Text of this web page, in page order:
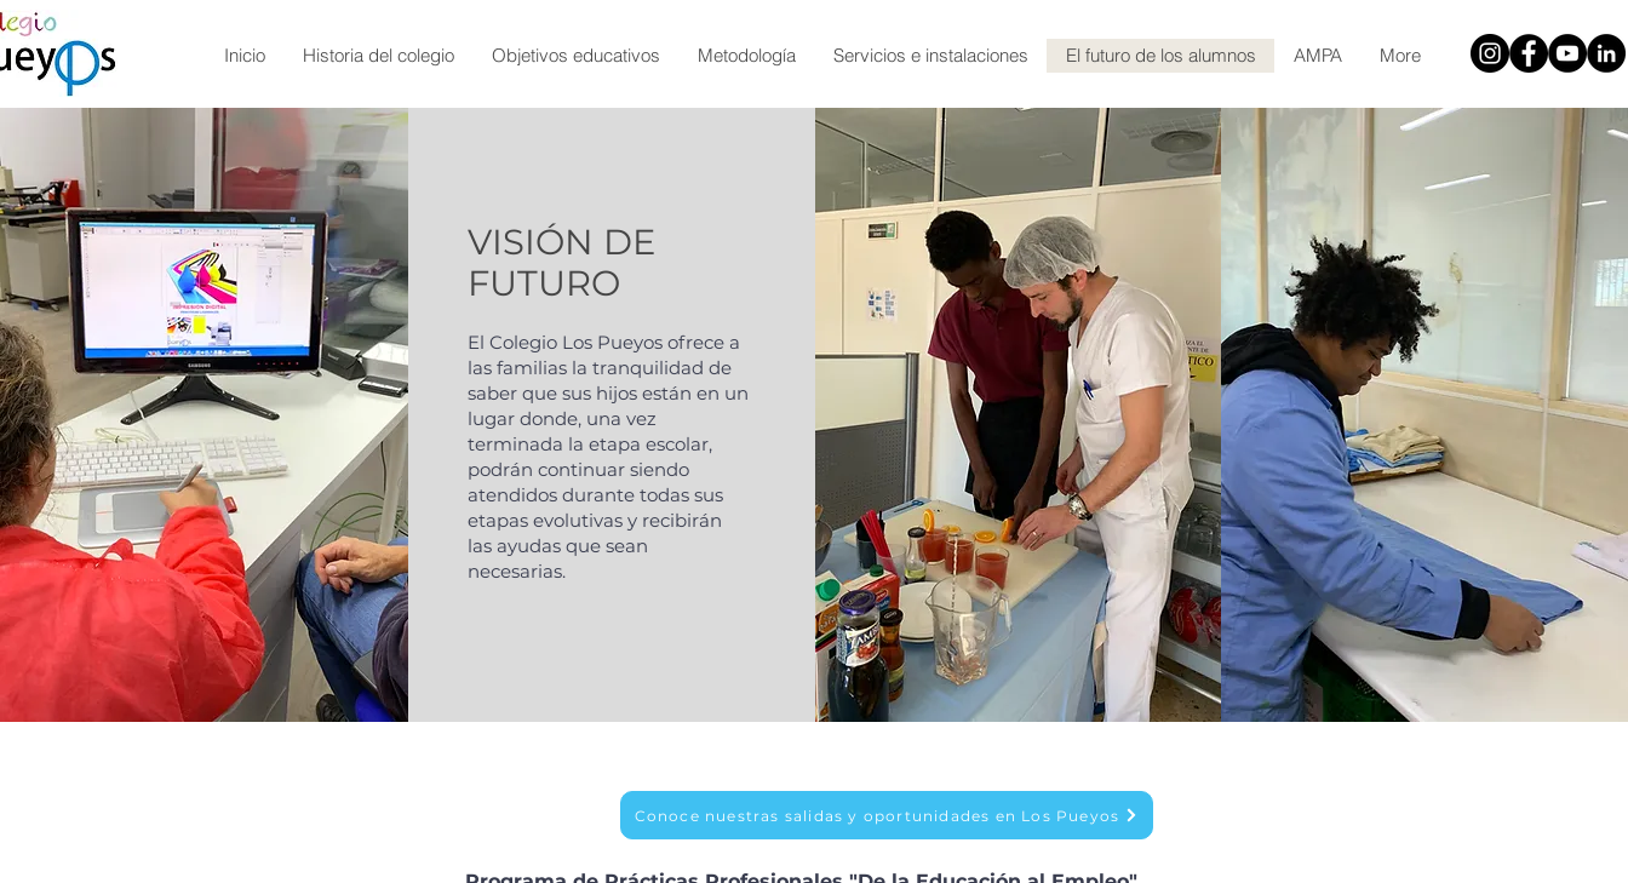
Inicio Historia del colegio Objetivos educativos Metodología Servicios e instalaciones El futuro de los alumnos AMPA More
VISIÓN DE
FUTURO
El Colegio Los Pueyos ofrece a
las familias la tranquilidad de
saber que sus hijos están en un
lugar donde, una vez
terminada la etapa escolar,
podrán continuar siendo
atendidos durante todas sus
etapas evolutivas y recibirán
las ayudas que sean
necesarias.
Conoce nuestras salidas y oportunidades en Los Pueyos